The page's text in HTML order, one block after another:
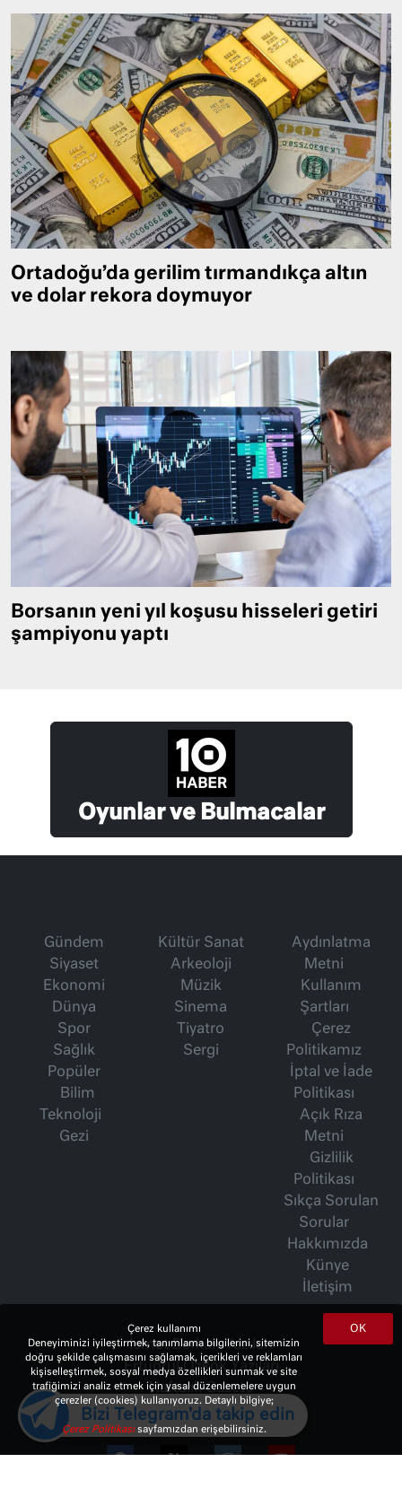
Ortadoğu’da gerilim tırmandıkça altın
ve dolar rekora doymuyor
Borsanın yeni yıl koşusu hisseleri getiri
şampiyonu yaptı
Oyunlar ve Bulmacalar
Gündem
Siyaset
Ekonomi
Dünya
Spor
Sağlık
Popüler
Bilim
Teknoloji
Gezi
Kültür Sanat
Arkeoloji
Müzik
Sinema
Tiyatro
Sergi
Aydınlatma
Metni
Kullanım
Şartları
Çerez
Politikamız
İptal ve İade
Politikası
Açık Rıza
Metni
Gizlilik
Politikası
Sıkça Sorulan
Sorular
Hakkımızda
Künye
İletişim
İsmet Berkan Yazıları
Ertuğrul Özkök Yazıları
Haftalık Gazete
OK
Çerez kullanımı
Deneyiminizi iyileştirmek, tanımlama bilgilerini, sitemizin
doğru şekilde çalışmasını sağlamak, içerikleri ve reklamları
kişiselleştirmek, sosyal medya özellikleri sunmak ve site
trafiğimizi analiz etmek için yasal düzenlemelere uygun
çerezler (cookies) kullanıyoruz. Detaylı bilgiye;
Çerez Politikasısayfamızdan erişebilirsiniz.
Bizi Telegram'da takip edin